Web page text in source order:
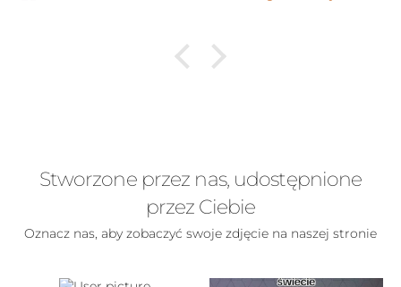
Stworzone przez nas, udostępnione
przez Ciebie
Oznacz nas, aby zobaczyć swoje zdjęcie na naszej stronie